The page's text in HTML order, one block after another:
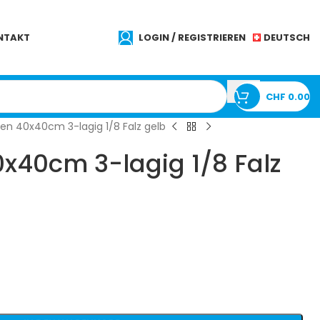
LOGIN / REGISTRIEREN DEUTSCH
CHF 0.00
40x40cm 3-lagig 1/8 Falz gelb
3-lagig 1/8 Falz